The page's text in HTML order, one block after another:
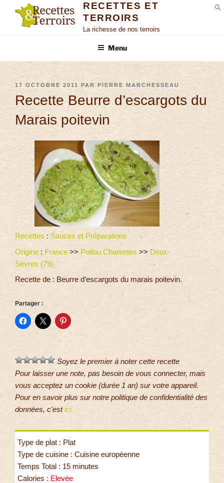
RECETTES ET
TERROIRS
La richesse de nos terroirs
Menu
17 OCTOBRE 2011 PAR PIERRE MARCHESSEAU
Recette Beurre d’escargots du
Marais poitevin
Recettes : Sauces et Préparations
Origine : France >> Poitou Charentes >> Deux-
Sèvres (79)
Recette de : Beurre d’escargots du marais poitevin.
Partager :
Soyez le premier à noter cette recette
Pour laisser une note, pas besoin de vous connecter, mais
vous acceptez un cookie (durée 1 an) sur votre appareil.
Pour en savoir plus sur notre politique de confidentialité des
données, c'estici
Type de plat : Plat
Type de cuisine : Cuisine européenne
Temps Total : 15 minutes
Calories : Elevée